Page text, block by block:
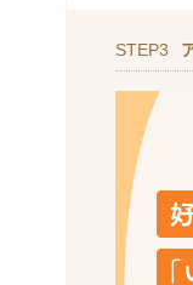
STEP3